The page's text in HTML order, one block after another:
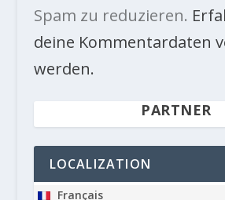
Spam zu reduzieren.
deine Kommentardaten
werden.
PARTNER
LOCALIZATION
Français